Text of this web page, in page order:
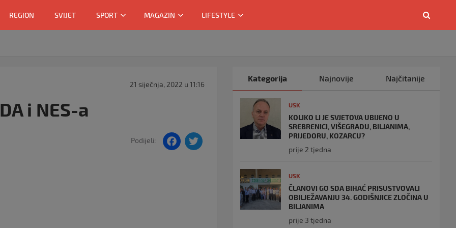
REGION SVIJET SPORT MAGAZIN LIFESTYLE
21 siječnja, 2022 u 11:16
i NES-a
Podijeli:
F
Kategorija Najnovije Najčitanije
USK
KOLIKO LI JE SVJETOVA UBIJENO U
SREBRENICI, VIŠEGRADU, BILJANIMA,
PRIJEDORU, KOZARCU?
prije 2 tjedna
USK
ČLANOVI GO SDA BIHAĆ PRISUSTVOVALI
OBILJEŽAVANJU 34. GODIŠNJICE ZLOČINA U
BILJANIMA
prije 3 tjedna